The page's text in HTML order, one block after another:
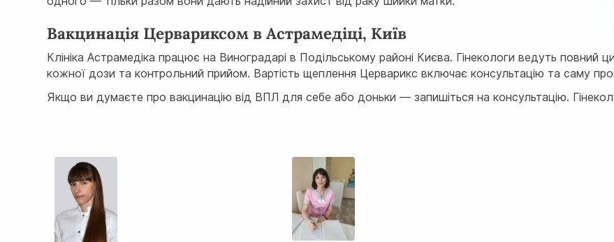
Вакцинація Цервариксом в Астрамедіці, Київ
Клініка Астрамедіка працює на Виноградарі в Подільському районі Києва. Гінекологи ведуть повний
кожної дози та контрольний прийом. Вартість щеплення Церварикс включає консультацію та саму
Якщо ви думаєте про вакцинацію від ВПЛ для себе або доньки — запишіться на консультацію.